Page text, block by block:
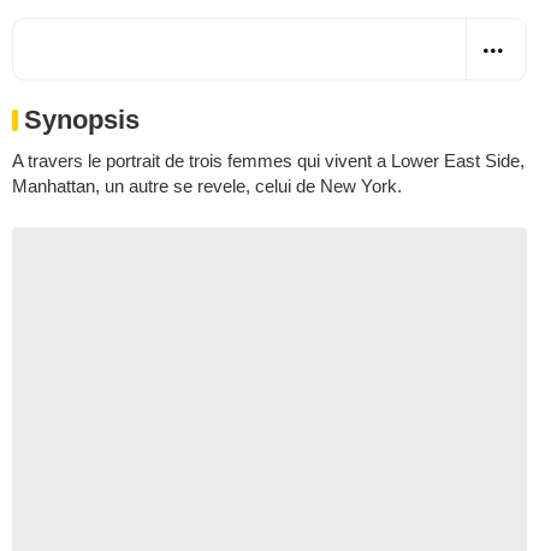
Synopsis
A travers le portrait de trois femmes qui vivent a Lower East Side,
Manhattan, un autre se revele, celui de New York.